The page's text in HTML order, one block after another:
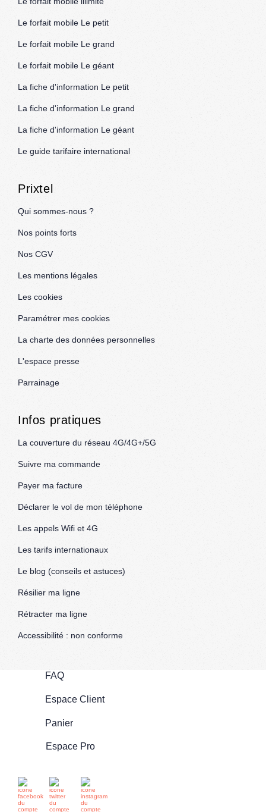
Le forfait mobile Le petit
Le forfait mobile Le grand
Le forfait mobile Le géant
La fiche d'information Le petit
La fiche d'information Le grand
La fiche d'information Le géant
Le guide tarifaire international
Prixtel
Qui sommes-nous ?
Nos points forts
Nos CGV
Les mentions légales
Les cookies
Paramétrer mes cookies
La charte des données personnelles
L'espace presse
Parrainage
Infos pratiques
La couverture du réseau 4G/4G+/5G
Suivre ma commande
Payer ma facture
Déclarer le vol de mon téléphone
Les appels Wifi et 4G
Les tarifs internationaux
Le blog (conseils et astuces)
Résilier ma ligne
Rétracter ma ligne
Accessibilité : non conforme
FAQ
Espace Client
Panier
Espace Pro